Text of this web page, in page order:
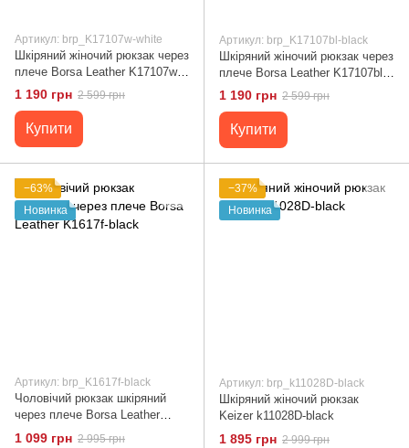
Артикул: brp_K17107w-white
Шкіряний жіночий рюкзак через
плече Borsa Leather K17107w-
white
1 190 грн 2 599 грн
Купити
Артикул: brp_K17107bl-black
Шкіряний жіночий рюкзак через
плече Borsa Leather K17107bl-
black
1 190 грн 2 599 грн
Купити
−63%
Новинка
Артикул: brp_K1617f-black
Чоловічий рюкзак шкіряний
через плече Borsa Leather
K1617f-black
1 099 грн 2 995 грн
−37%
Новинка
Артикул: brp_k11028D-black
Шкіряний жіночий рюкзак
Keizer k11028D-black
1 895 грн 2 999 грн